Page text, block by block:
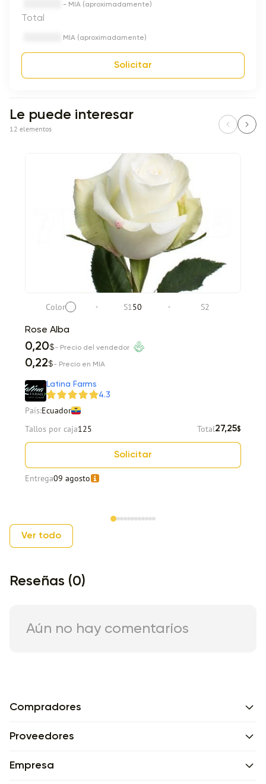
- MIA (aproximadamente)
Total
MIA (aproximadamente)
Solicitar
Le puede interesar
12 elementos
Color S150 S2
Rose Alba
0,20$- Precio del vendedor
0,22$- Precio en MIA
Latina Farms
4.3
País:Ecuador
Tallos por caja125 Total27,25$
Solicitar
Entrega09 agosto
Item 1 of 12
Ver todo
Reseñas (0)
Aún no hay comentarios
Compradores
Proveedores
Empresa